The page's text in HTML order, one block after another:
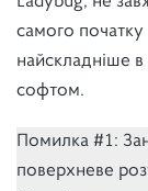
самого
найскладніше
софтом.
Помилка #1:
поверхневе